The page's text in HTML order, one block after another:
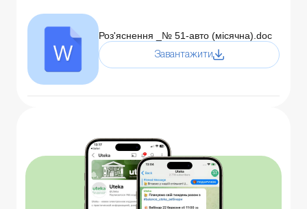
Роз'яснення _№ 51-авто (місячна).doc
Завантажити